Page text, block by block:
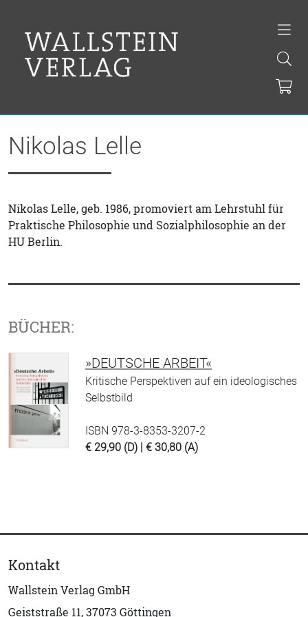
Nikolas Lelle
Nikolas Lelle, geb. 1986, promoviert am Lehrstuhl für
Praktische Philosophie und Sozialphilosophie an der
HU Berlin.
BÜCHER:
»DEUTSCHE ARBEIT«
Kritische Perspektiven auf ein ideologisches
Selbstbild
ISBN 978-3-8353-3207-2
€ 29,90 (D) | € 30,80 (A)
Kontakt
Wallstein Verlag GmbH
Geiststraße 11, 37073 Göttingen